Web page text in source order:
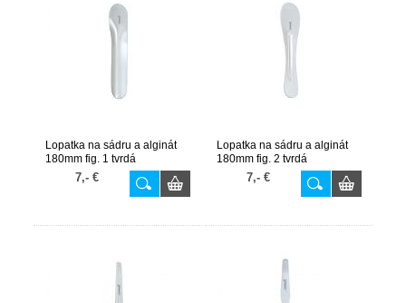
Lopatka na sádru a alginát
180mm fig. 1 tvrdá
7,- €
Lopatka na sádru a alginát
180mm fig. 2 tvrdá
7,- €